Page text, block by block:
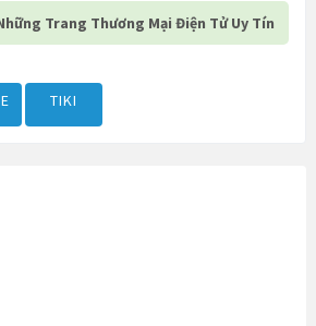
Trang Thương Mại Điện Tử Uy Tín
TIKI